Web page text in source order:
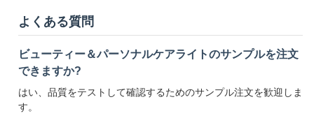
よくある質問
ビューティー＆パーソナルケアライトのサンプルを注文
できますか?
はい、品質をテストして確認するためのサンプル注文を歓迎しま
す。